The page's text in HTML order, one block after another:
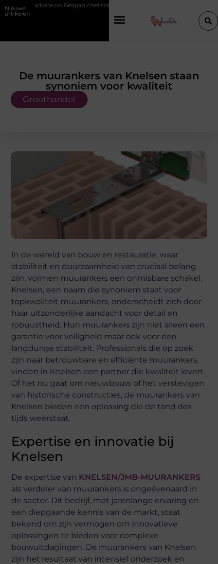
Nieuwe
artikelen
on Belgian chef training and education
De muurankers van Knelsen staan
synoniem voor kwaliteit
Groothandel
In de wereld van bouw en restauratie, waar
stabiliteit en duurzaamheid van cruciaal belang
zijn, vormen muurankers een onmisbare schakel.
Knelsen, een naam die synoniem staat voor
topkwaliteit muurankers, onderscheidt zich door
haar uitzonderlijke aandacht voor detail en
robuustheid. Hun muurankers zijn niet alleen een
garantie voor veiligheid maar ook voor een
langdurige stabiliteit. Professionals die op zoek
zijn naar betrouwbare en efficiënte muurankers,
vinden in Knelsen een partner die kwaliteit levert.
Of het nu gaat om nieuwbouw of het verstevigen
van historische constructies, de muurankers van
Knelsen bieden een oplossing die de tand des
tijds weerstaat.
Expertise en innovatie bij
Knelsen
De expertise van KNELSEN/JMB-MUURANKERS
als verdeler van muurankers is ongeëvenaard in
de sector. Dit bedrijf, met jarenlange ervaring en
een diepgaande kennis van de markt, staat
bekend om zijn vermogen om innovatieve
oplossingen te bieden voor complexe
bouwuitdagingen. De muurankers van Knelsen
zijn het resultaat van intensief onderzoek en